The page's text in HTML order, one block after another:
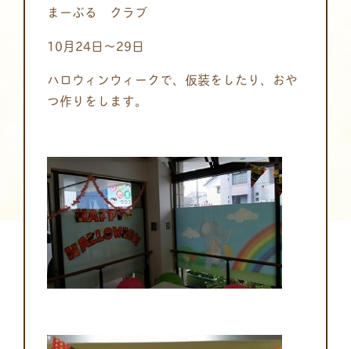
まーぶる クラブ
10月24日～29日
ハロウィンウィークで、仮装をしたり、おや
つ作りをします。